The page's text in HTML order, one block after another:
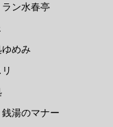
ラン水春亭
めみ
湯のマナー